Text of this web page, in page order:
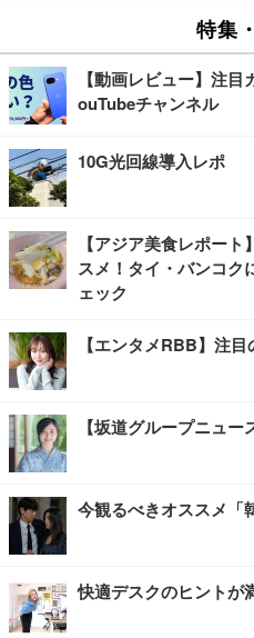
特集
【動画レビュー】注
ouTubeチャンネル
10G光回線導入レポ
【アジア美食レポー
スメ！タイ・バンコク
ェック
【エンタメRBB】注
【坂道グループニュ
今観るべきオススメ「
快適デスクのヒントが